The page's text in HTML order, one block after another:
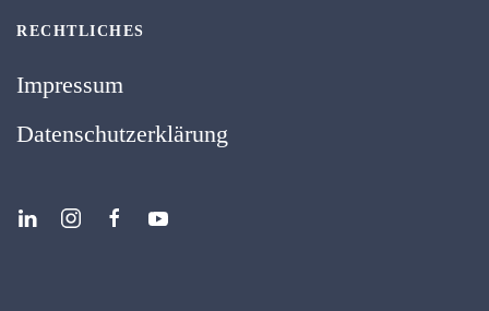
RECHTLICHES
Impressum
Datenschutzerklärung